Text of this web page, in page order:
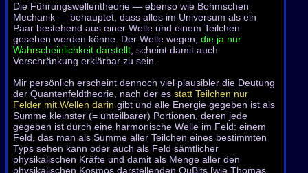
Die Führungswellentheorie — ebenso wie Bohmschen
Mechanik — behauptet, dass alles im Universum als ein
Paar bestehend aus einer Welle und einem Teilchen
gesehen werden könne. Der Welle wegen, die ja nur
Wahrscheinlichkeit darstellt , scheint damit auch
Verschränkung erklärbar zu sein.
Mir persönlich erscheint dennoch viel plausibler die Deutung
der Quantenfeldtheorie, nach der es statt Teilchen nur
Felder mit Wellen darin gibt und alle Energie gegeben ist als
Summe kleinster (= unteilbarer) Portionen, deren jede
gegeben ist durch eine harmonische Welle im Feld: einem
Feld, das man als Summe aller Teilchen eines bestimmten
Typs sehen kann oder auch als Feld sämtlicher
physikalischen Kräfte und damit als Menge aller den
physikalischen Kosmos darstellenden QuBits [wie Thomas